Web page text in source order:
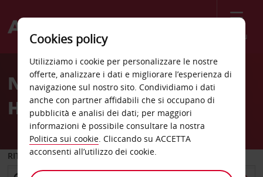
Menù
Welcome
AvisNoleggio auto Aeroporto
Hilton Head
RITIRO DA
Cookies policy
Utilizziamo i cookie per personalizzare le nostre
offerte, analizzare i dati e migliorare l’esperienza di
navigazione sul nostro sito. Condividiamo i dati
anche con partner affidabili che si occupano di
pubblicità e analisi dei dati; per maggiori
informazioni è possibile consultare la nostra
Politica sui cookie. Cliccando su ACCETTA
acconsenti all’utilizzo dei cookie.